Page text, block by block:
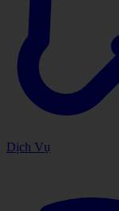
Dịch Vụ